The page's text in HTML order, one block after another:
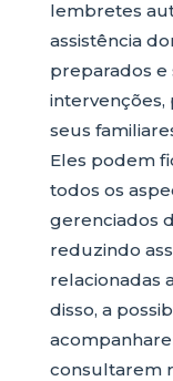
lembretes
assistência
preparados e
intervenções,
seus
Eles podem
todos os
gerenciados
reduzindo
relacionadas
disso, a
consultarem